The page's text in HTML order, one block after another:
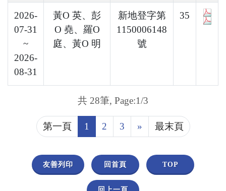
2026-
07-31
~
2026-
08-31
黃O 英、彭
O 堯、羅O
庭、黃O 明
新地登字第
1150006148
號
35
共 28筆, Page:1/3
第一頁 1 2 3 » 最末頁
友善列印 回首頁 TOP